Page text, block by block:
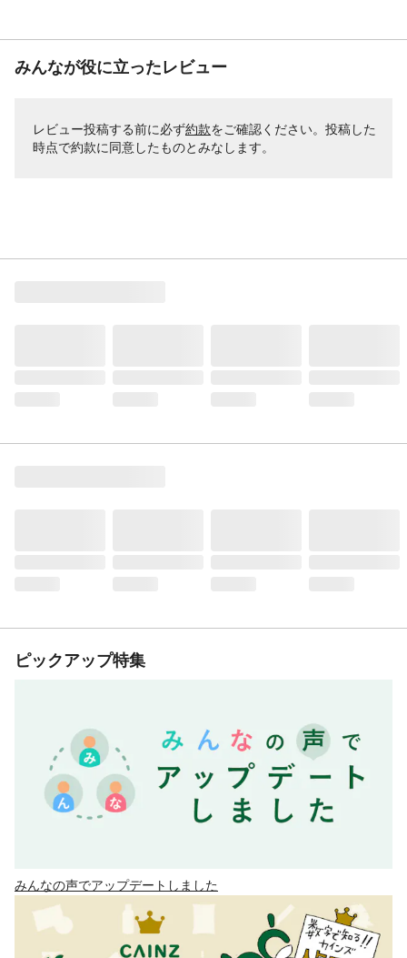
みんなが役に立ったレビュー
レビュー投稿する前に必ず約款をご確認ください。投稿した
時点で約款に同意したものとみなします。
ピックアップ特集
みんなの声でアップデートしました